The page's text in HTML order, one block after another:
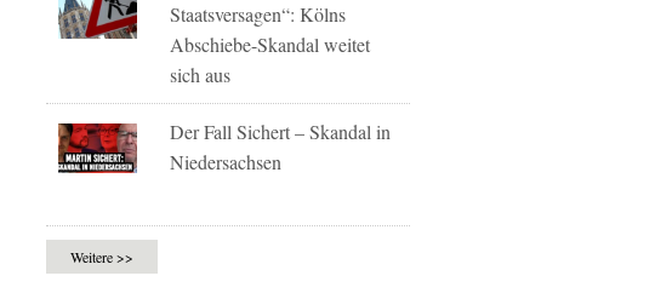
Staatsversagen“: Kölns
Abschiebe-Skandal weitet
sich aus
Der Fall Sichert – Skandal in
Niedersachsen
Weitere >>